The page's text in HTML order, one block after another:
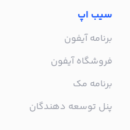
سیب اپ
برنامه آیفون
فروشگاه آیفون
برنامه مک
پنل توسعه دهندگان